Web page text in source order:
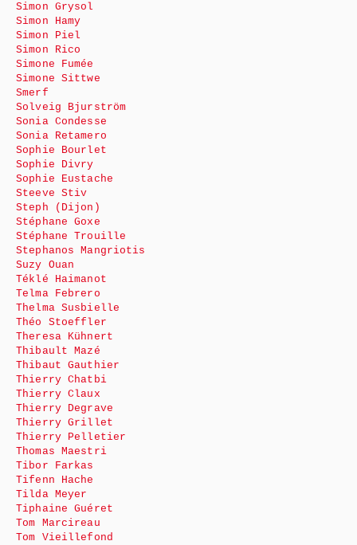
Simon Grysol
Simon Hamy
Simon Piel
Simon Rico
Simone Fumée
Simone Sittwe
Smerf
Solveig Bjurström
Sonia Condesse
Sonia Retamero
Sophie Bourlet
Sophie Divry
Sophie Eustache
Steeve Stiv
Steph (Dijon)
Stéphane Goxe
Stéphane Trouille
Stephanos Mangriotis
Suzy Ouan
Téklé Haimanot
Telma Febrero
Thelma Susbielle
Théo Stoeffler
Theresa Kühnert
Thibault Mazé
Thibaut Gauthier
Thierry Chatbi
Thierry Claux
Thierry Degrave
Thierry Grillet
Thierry Pelletier
Thomas Maestri
Tibor Farkas
Tifenn Hache
Tilda Meyer
Tiphaine Guéret
Tom Marcireau
Tom Vieillefond